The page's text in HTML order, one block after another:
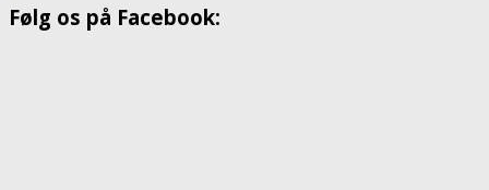
Følg os på Facebook: